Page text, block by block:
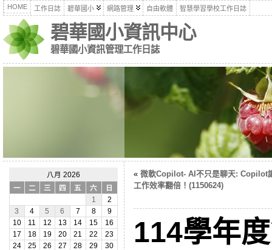
HOME 工作日誌 碧華國小 網路管理 自由軟體 智慧學習學校工作日誌
碧華國小資訊中心
碧華國小資訊管理工作日誌
八月 2026
一
二 三 四 五 六
日
1
2
3
4 5 6 7 8
9
10
11 12 13 14 15
16
17
18 19 20 21 22
23
24
25 26 27 28 29
30
« 微軟Copilot- AI不只是聊天: Copilot
工作效率翻倍！(1150624)
114學年